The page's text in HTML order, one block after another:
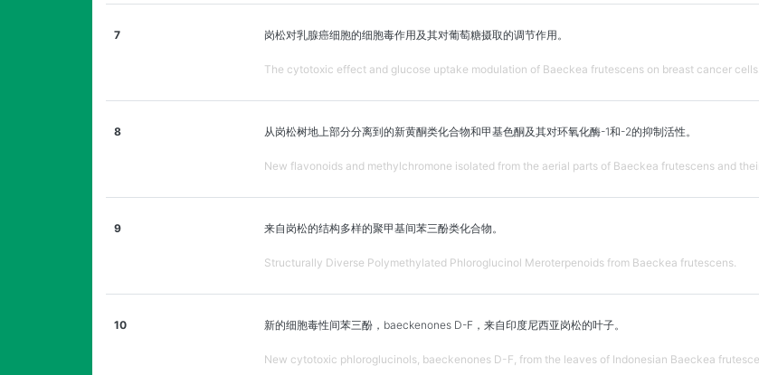
7 岗松对乳腺癌细胞的细胞毒作用及其对葡萄糖摄取的调节作用。
The cytotoxic effect and glucose uptake modulation of Baeckea frutescens on breast cancer cells.
8 从岗松树地上部分分离到的新黄酮类化合物和甲基色酮及其对环氧化酶-1和-2的抑制活性。
New flavonoids and methylchromone isolated from the aerial parts of Baeckea frutescens and
9 来自岗松的结构多样的聚甲基间苯三酚类化合物。
Structurally Diverse Polymethylated Phloroglucinol Meroterpenoids from Baeckea frutescens.
10 新的细胞毒性间苯三酚，baeckenones D-F，来自印度尼西亚岗松的叶子。
New cytotoxic phloroglucinols, baeckenones D-F, from the leaves of Indonesian Baeckea